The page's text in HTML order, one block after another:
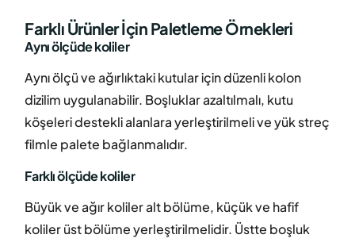
Farklı Ürünler İçin Paletleme Örnekleri
Aynı ölçüde koliler
Aynı ölçü ve ağırlıktaki kutular için düzenli kolon
dizilim uygulanabilir. Boşluklar azaltılmalı, kutu
köşeleri destekli alanlara yerleştirilmeli ve yük streç
filmle palete bağlanmalıdır.
Farklı ölçüde koliler
Büyük ve ağır koliler alt bölüme, küçük ve hafif
koliler üst bölüme yerleştirilmelidir. Üstte boşluk